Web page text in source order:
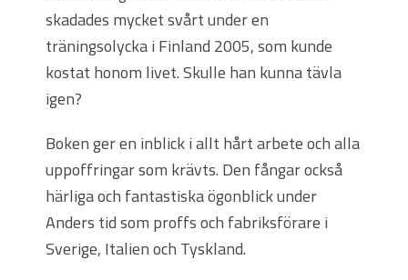
skadades mycket svårt under en
träningsolycka i Finland 2005, som kunde
kostat honom livet. Skulle han kunna tävla
igen?
Boken ger en inblick i allt hårt arbete och alla
uppoffringar som krävts. Den fångar också
härliga och fantastiska ögonblick under
Anders tid som proffs och fabriksförare i
Sverige, Italien och Tyskland.